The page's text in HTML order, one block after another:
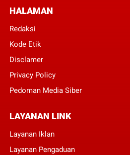
HALAMAN
Redaksi
Kode Etik
Disclamer
Privacy Policy
Pedoman Media Siber
LAYANAN LINK
Layanan Iklan
Layanan Pengaduan